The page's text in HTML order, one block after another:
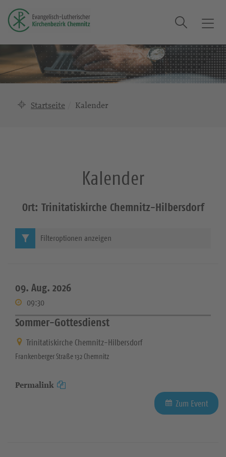
T
g
g
l
Suche
Startseite Kalender
Kalender
Ort: Trinitatiskirche Chemnitz-Hilbersdorf
09. Aug. 2026
09:30
Sommer-Gottesdienst
Trinitatiskirche Chemnitz-Hilbersdorf
Frankenberger Straße 132 Chemnitz
Permalink
Zum Event
Filteroptionen anzeigen